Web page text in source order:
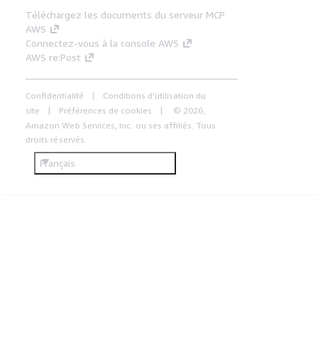
Téléchargez les documents du serveur MCP
AWS
Connectez-vous à la console AWS
AWS re:Post
Confidentialité
Conditions d'utilisation du
site
Préférences de cookies
© 2026,
Amazon Web Services, Inc. ou ses affiliés. Tous
droits réservés.
Français